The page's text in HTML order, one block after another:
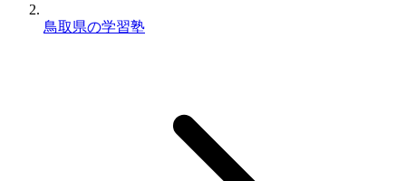
鳥取県の学習塾